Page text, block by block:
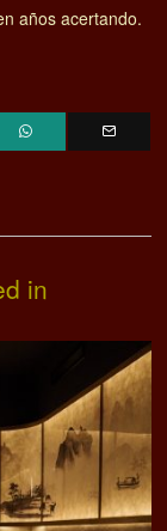
años acertando.
in